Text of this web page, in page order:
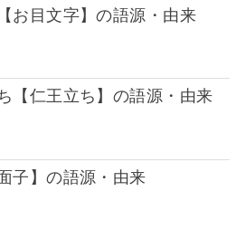
お目文字】の語源・由来
【仁王立ち】の語源・由来
子】の語源・由来